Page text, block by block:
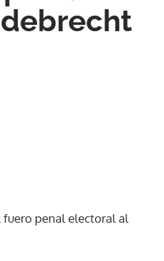
penal electoral al